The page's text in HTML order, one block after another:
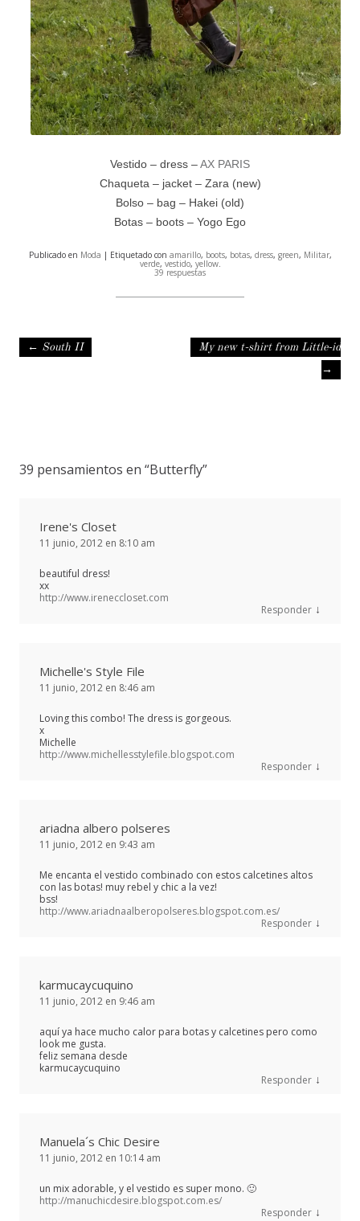
Vestido – dress –AX PARIS
Chaqueta – jacket – Zara (new)
Bolso – bag – Hakei (old)
Botas – boots – Yogo Ego
Publicado en Moda | Etiquetado con amarillo, boots, botas, dress, green, Militar,
verde, vestido, yellow.
39 respuestas
Navegación de entradas
← South II
My new t-shirt from Little-id
→
39 pensamientos en “Butterfly”
Irene's Closet
11 junio, 2012 en 8:10 am
beautiful dress!
xx
http://www.ireneccloset.com
Responder ↓
Michelle's Style File
11 junio, 2012 en 8:46 am
Loving this combo! The dress is gorgeous.
x
Michelle
http://www.michellesstylefile.blogspot.com
Responder ↓
ariadna albero polseres
11 junio, 2012 en 9:43 am
Me encanta el vestido combinado con estos calcetines altos
con las botas! muy rebel y chic a la vez!
bss!
http://www.ariadnaalberopolseres.blogspot.com.es/
Responder ↓
karmucaycuquino
11 junio, 2012 en 9:46 am
aquí ya hace mucho calor para botas y calcetines pero como
look me gusta.
feliz semana desde
karmucaycuquino
Responder ↓
Manuela´s Chic Desire
11 junio, 2012 en 10:14 am
un mix adorable, y el vestido es super mono. 🙂
http://manuchicdesire.blogspot.com.es/
Responder ↓